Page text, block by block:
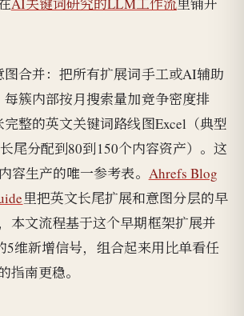
AI关键词研究的LLM工作流里铺开
图合并：把所有扩展词手工或AI辅助
每簇内部按月搜索量加竞争密度排
整的英文关键词路线图Excel（典型
尾分配到80到150个内容资产）。这
容生产的唯一参考表。 Ahrefs Blog
里把英文长尾扩展和意图分层的早
本文流程基于这个早期框架扩展并
5维新增信号，组合起来用比单看任
指南更稳。